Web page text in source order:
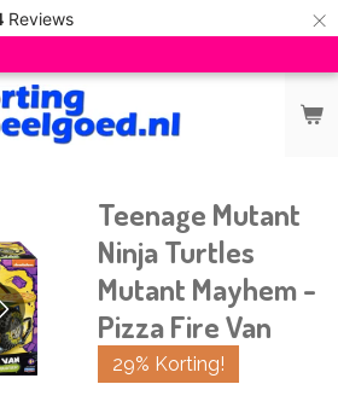
Reviews ×
Teenage Mutant
Ninja Turtles
Mutant Mayhem -
Pizza Fire Van
29% Korting!